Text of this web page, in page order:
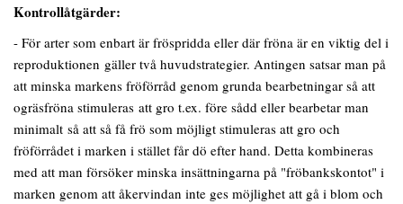
Kontrollåtgärder:
- För arter som enbart är fröspridda eller där fröna är en viktig del i
reproduktionen gäller två huvudstrategier. Antingen satsar man på
att minska markens fröförråd genom grunda bearbetningar så att
ogräsfröna stimuleras att gro t.ex. före sådd eller bearbetar man
minimalt så att så få frö som möjligt stimuleras att gro och
fröförrådet i marken i stället får dö efter hand. Detta kombineras
med att man försöker minska insättningarna på "fröbankskontot" i
marken genom att åkervindan inte ges möjlighet att gå i blom och